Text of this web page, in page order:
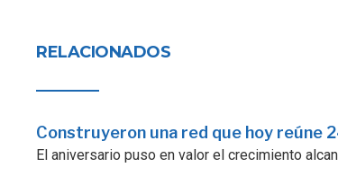
RELACIONADOS
Construyeron una red que hoy reúne
El aniversario puso en valor el crecimiento